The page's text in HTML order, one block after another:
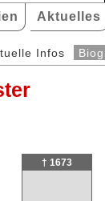
Aktuelles
Infos
† 1673